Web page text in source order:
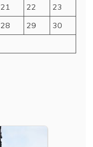
21 22
23
28 29
30